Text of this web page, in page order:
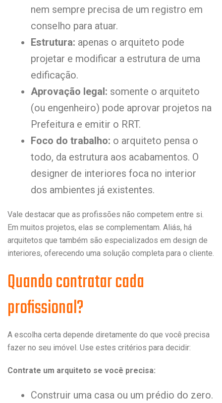
nem sempre precisa de um registro em
conselho para atuar.
Estrutura: apenas o arquiteto pode
projetar e modificar a estrutura de uma
edificação.
Aprovação legal: somente o arquiteto
(ou engenheiro) pode aprovar projetos na
Prefeitura e emitir o RRT.
Foco do trabalho: o arquiteto pensa o
todo, da estrutura aos acabamentos. O
designer de interiores foca no interior
dos ambientes já existentes.
Vale destacar que as profissões não competem entre si.
Em muitos projetos, elas se complementam. Aliás, há
arquitetos que também são especializados em design de
interiores, oferecendo uma solução completa para o cliente.
Quando contratar cada
profissional?
A escolha certa depende diretamente do que você precisa
fazer no seu imóvel. Use estes critérios para decidir:
Contrate um arquiteto se você precisa:
Construir uma casa ou um prédio do zero.